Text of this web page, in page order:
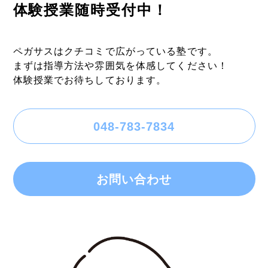
体験授業随時受付中！
ペガサスはクチコミで広がっている塾です。
まずは指導方法や雰囲気を体感してください！
体験授業でお待ちしております。
048-783-7834
お問い合わせ